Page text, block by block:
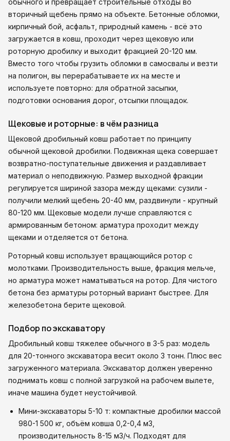
обычного и превращает строительные отходы во
вторичный щебень прямо на объекте. Бетонные обломки,
кирпичный бой, асфальт, природный камень - всё это
загружается в ковш, проходит через щековую или
роторную дробилку и выходит фракцией 20-120 мм.
Вместо того чтобы грузить обломки в самосвалы и везти
на полигон, вы перерабатываете их на месте и
используете повторно: для обратной засыпки,
подготовки основания дорог, отсыпки площадок.
Щековые и роторные: в чём разница
Щековой дробильный ковш работает по принципу
обычной щековой дробилки. Подвижная щека совершает
возвратно-поступательные движения и раздавливает
материал о неподвижную. Размер выходной фракции
регулируется шириной зазора между щеками: сузили -
получили мелкий щебень 20-40 мм, раздвинули - крупный
80-120 мм. Щековые модели лучше справляются с
армированным бетоном: арматура проходит между
щеками и отделяется от бетона.
Роторный ковш использует вращающийся ротор с
молотками. Производительность выше, фракция мельче,
но арматура может наматываться на ротор. Для чистого
бетона без арматуры роторный вариант быстрее. Для
железобетона берите щековой.
Подбор по экскаватору
Дробильный ковш тяжелее обычного в 3-5 раз: модель
для 20-тонного экскаватора весит около 3 тонн. Плюс вес
загруженного материала. Экскаватор должен уверенно
поднимать ковш с полной загрузкой на рабочем вылете,
иначе машина будет неустойчивой.
Мини-экскаваторы 5-10 т: компактные дробилки массой
980-1 500 кг, объём ковша 0,2-0,4 м3,
производительность 8-15 м3/ч. Подходят для